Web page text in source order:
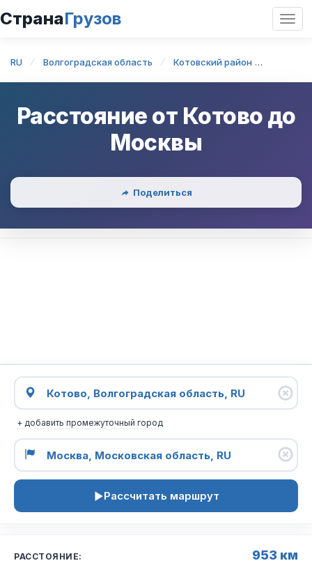
СтранаГрузов
RU Волгоградская область Котовский район
Расстояние от Котово до
Москвы
Поделиться
+ добавить промежуточный город
Рассчитать маршрут
РАССТОЯНИЕ: 953 км